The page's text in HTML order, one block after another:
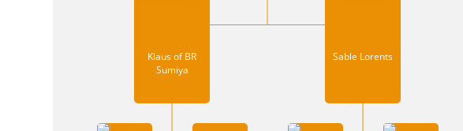
Klaus of BR
Sumiya
Sable Lorents